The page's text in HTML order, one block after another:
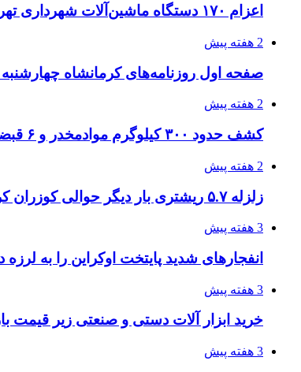
اعزام ۱۷۰ دستگاه ماشین‌آلات شهرداری تهران برای مراسم اربعین
2 هفته پیش
صفحه اول روزنامه‌های کرمانشاه
2 هفته پیش
کشف حدود ۳۰۰ کیلوگرم موادمخدر و ۶ قبضه سلاح در سیستان و بلوچستان
2 هفته پیش
زلزله ۵.۷ ریشتری بار دیگر حوالی کوزران کرمانشاه را لرزاند
3 هفته پیش
انفجارهای شدید پایتخت اوکراین را به لرزه
3 هفته پیش
خرید ابزار آلات دستی و صنعتی زیر قیمت
3 هفته پیش